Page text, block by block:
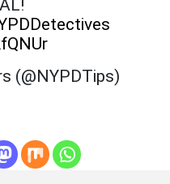
(@NYPDTips)